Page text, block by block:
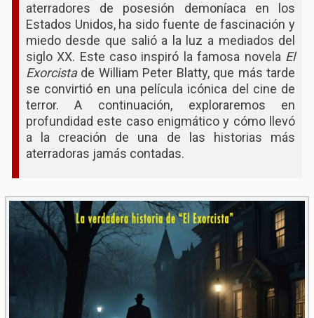
aterradores de posesión demoníaca en los
Estados Unidos, ha sido fuente de fascinación y
miedo desde que salió a la luz a mediados del
siglo XX. Este caso inspiró la famosa novela El
Exorcistade William Peter Blatty, que más tarde
se convirtió en una película icónica del cine de
terror. A continuación, exploraremos en
profundidad este caso enigmático y cómo llevó
a la creación de una de las historias más
aterradoras jamás contadas.